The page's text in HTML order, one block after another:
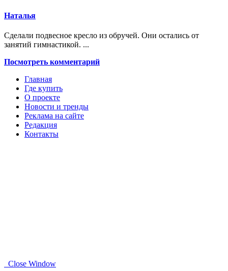
Наталья
Сделали подвесное кресло из обручей. Они остались от
занятий гимнастикой. ...
Посмотреть комментарий
Главная
Где купить
О проекте
Новости и тренды
Реклама на сайте
Редакция
Контакты
Close Window